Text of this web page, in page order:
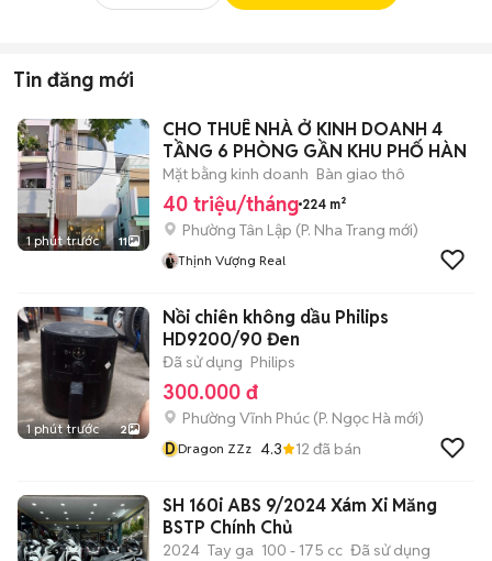
Tin đăng mới
1 phút trước 11
CHO THUÊ NHÀ Ở KINH DOANH 4
TẦNG 6 PHÒNG GẦN KHU PHỐ HÀN
Mặt bằng kinh doanh Bàn giao thô
40 triệu/tháng 224 m²
Phường Tân Lập (P. Nha Trang mới)
Thịnh Vượng Real
1 phút trước 2
Nồi chiên không dầu Philips
HD9200/90 Đen
Đã sử dụng Philips
300.000 đ
Phường Vĩnh Phúc (P. Ngọc Hà mới)
DDragon ZZz 4.3 12 đã bán
SH 160i ABS 9/2024 Xám Xi Măng
BSTP Chính Chủ
2024 Tay ga 100 - 175 cc Đã sử dụng